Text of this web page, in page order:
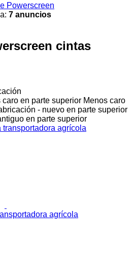
Powerscreen
7 anuncios
cintas
caro en parte superior Menos caro
- nuevo en parte superior
en parte superior
agrícola